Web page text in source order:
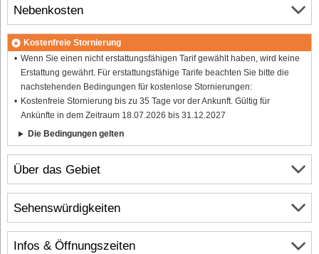
Über das Gebiet
Infos & Öffnungszeiten
Nebenkosten
Kostenfreie Stornierung
Wenn Sie einen nicht erstattungsfähigen Tarif gewählt haben, wird keine
Erstattung gewährt. Für erstattungsfähige Tarife beachten Sie bitte die
nachstehenden Bedingungen für kostenlose Stornierungen:
Kostenfreie Stornierung bis zu 35 Tage vor der Ankunft. Gültig für
Ankünfte in dem Zeitraum 18.07.2026 bis 31.12.2027
Die Bedingungen gelten
Sehenswürdigkeiten